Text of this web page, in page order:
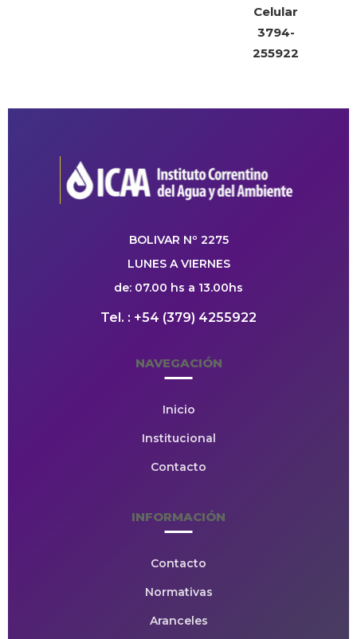
Celular
3794-
255922
BOLIVAR Nº 2275
LUNES A VIERNES
de: 07.00 hs a 13.00hs
Tel. : +54 (379) 4255922
NAVEGACIÓN
Inicio
Institucional
Contacto
INFORMACIÓN
Contacto
Normativas
Aranceles